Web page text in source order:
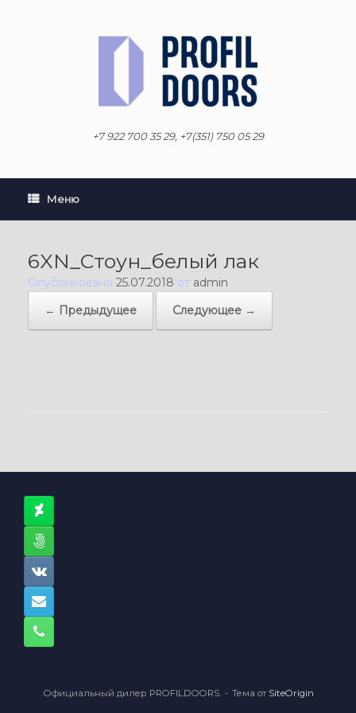
+7 922 700 35 29, +7(351) 750 05 29
Меню
6XN_Стоун_белый лак
Опубликовано 25.07.2018 от admin
← Предыдущее
Следующее →
Официальный дилер PROFILDOORS. Тема от SiteOrigin